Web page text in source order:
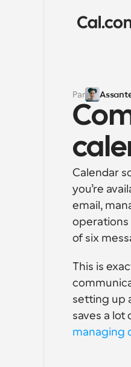
Par
Calendar
you’re
email,
operations
of six
This is
setting up
managing